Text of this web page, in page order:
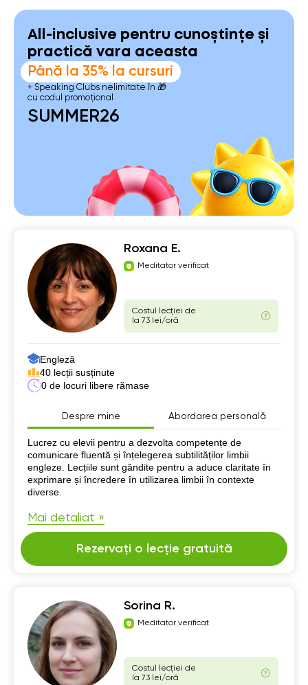
All-inclusive pentru cunoștințe și
practică vara aceasta
Până la 35% la cursuri
+ Speaking Clubs nelimitate în 🎁
cu codul promoțional
SUMMER26
Roxana E.
Meditator verificat
Costul lecției de
la 73 lei/oră
Engleză
40 lecții susținute
0 de locuri libere rămase
Despre mine Abordarea personală
Despre mine
Lucrez cu elevii pentru a dezvolta competențe de
comunicare fluentă și înțelegerea subtilităților limbii
engleze. Lecțiile sunt gândite pentru a aduce claritate în
exprimare și încredere în utilizarea limbii în contexte
diverse.
Mai detaliat »
Rezervați o lecție gratuită
Sorina R.
Meditator verificat
Costul lecției de
la 73 lei/oră